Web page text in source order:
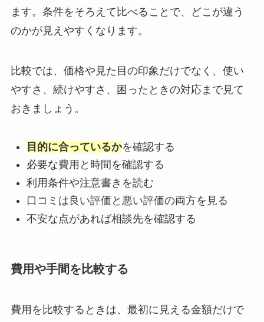
ます。条件をそろえて比べることで、どこが違う
のかが見えやすくなります。
比較では、価格や見た目の印象だけでなく、使い
やすさ、続けやすさ、困ったときの対応まで見て
おきましょう。
目的に合っているかを確認する
必要な費用と時間を確認する
利用条件や注意書きを読む
口コミは良い評価と悪い評価の両方を見る
不安な点があれば相談先を確認する
費用や手間を比較する
費用を比較するときは、最初に見える金額だけで